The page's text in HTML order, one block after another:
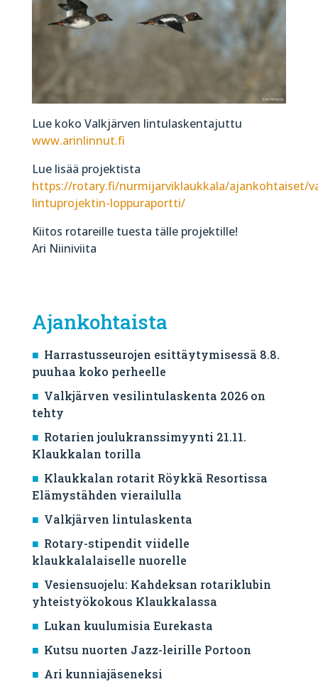
Lue koko Valkjärven lintu­laskenta­juttu
www.arinlinnut.fi
Lue lisää projektista
https://rotary.fi/nurmijarviklaukkala/ajankohtaiset/
lintuprojektin-loppuraportti/
Kiitos rotareille tuesta tälle projektille!
Ari Niiniviita
Ajankohtaista
Harrastusseurojen esittäytymisessä 8.8.
puuhaa koko perheelle
Valkjärven vesilintulaskenta 2026 on
tehty
Rotarien joulukranssimyynti 21.11.
Klaukkalan torilla
Klaukkalan rotarit Röykkä Resortissa
Elämystähden vierailulla
Valkjärven lintulaskenta
Rotary-stipendit viidelle
klaukkalalaiselle nuorelle
Vesiensuojelu: Kahdeksan rotariklubin
yhteistyökokous Klaukkalassa
Lukan kuulumisia Eurekasta
Kutsu nuorten Jazz-leirille Portoon
Ari kunniajäseneksi